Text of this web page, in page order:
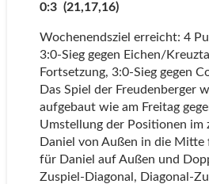
0:3 (21,17,16)
Wochenendsziel erreicht: 4
3:0-Sieg gegen Eichen/
Fortsetzung, 3:0-Sieg gegen
Das Spiel der Freudenberger
aufgebaut wie am Freitag
Umstellung der Positionen im
Daniel von Außen in die Mitte
für Daniel auf Außen und
Zuspiel-Diagonal, Diagonal-